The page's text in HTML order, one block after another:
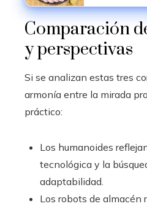
Comparación
y perspectivas
Si se analizan estas tres
armonía entre la mirada
práctico:
Los humanoides
tecnológica y la
adaptabilidad.
Los robots de almacén